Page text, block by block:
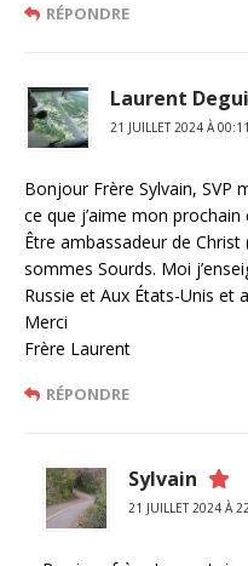
RÉPONDRE
Laurent
21 JUILLET 2024 À 00:11
Bonjour Frère Sylvain, SVP
ce que j’aime mon
Être ambassadeur de Christ
sommes Sourds. Moi
Russie et Aux États-Unis et
Merci
Frère Laurent
RÉPONDRE
Sylvain
21 JUILLET 2024 À